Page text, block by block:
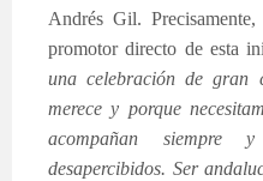
Andrés Gil.
promotor directo de esta
una celebración de gran
merece y porque
acompañan
desapercibidos. Ser